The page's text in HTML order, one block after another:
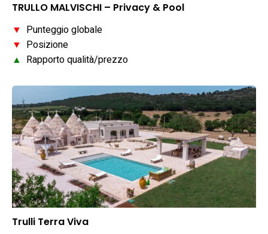
TRULLO MALVISCHI – Privacy & Pool
▼ Punteggio globale
▼ Posizione
▲ Rapporto qualità/prezzo
Trulli Terra Viva